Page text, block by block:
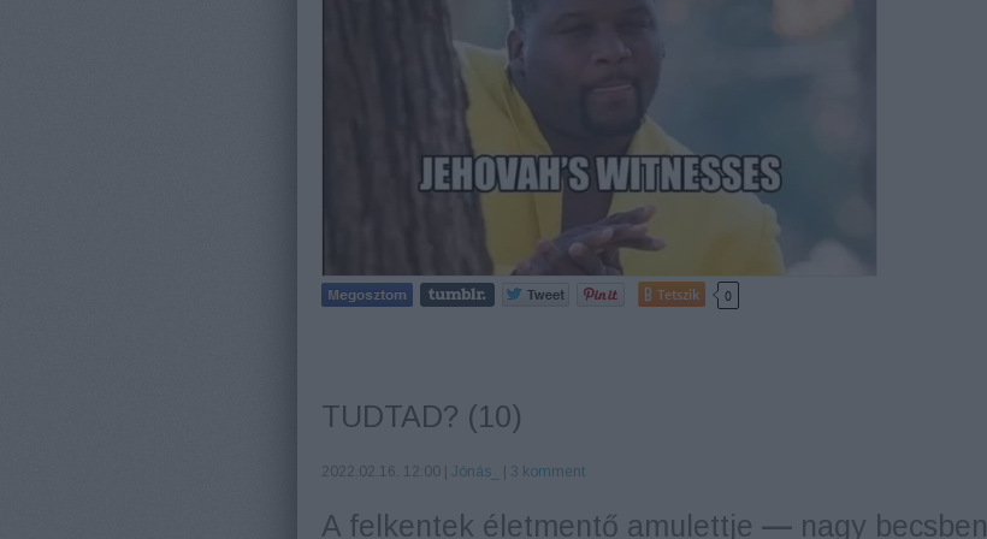
Tetszik 0
TUDTAD? (10)
2022.02.16. 12:00 | Jónás_ | 3 komment
A felkentek életmentő amulettje — nagy becsben